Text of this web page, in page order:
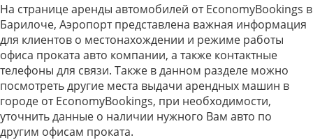
На странице аренды автомобилей от EconomyBookings в
Барилоче, Аэропорт представлена важная информация
для клиентов о местонахождении и режиме работы
офиса проката авто компании, а также контактные
телефоны для связи. Также в данном разделе можно
посмотреть другие места выдачи арендных машин в
городе от EconomyBookings, при необходимости,
уточнить данные о наличии нужного Вам авто по
другим офисам проката.